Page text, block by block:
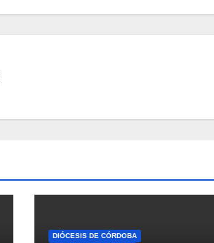
DIÓCESIS DE CÓRDOBA